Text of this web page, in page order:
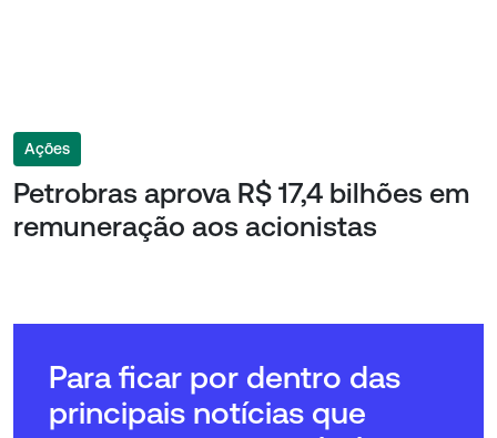
Ações
Petrobras aprova R$ 17,4 bilhões em
remuneração aos acionistas
Para ficar por dentro das
principais notícias que